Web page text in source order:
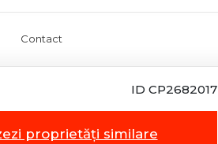
Contact
ID CP2682017
proprietăți similare